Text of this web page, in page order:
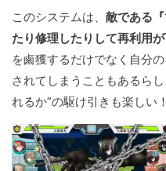
このシステムは、 敵である
たり修理したりして再利用
を鹵獲するだけでなく自分
されてしまうこともあるら
れるか”の駆け引きも楽しい！